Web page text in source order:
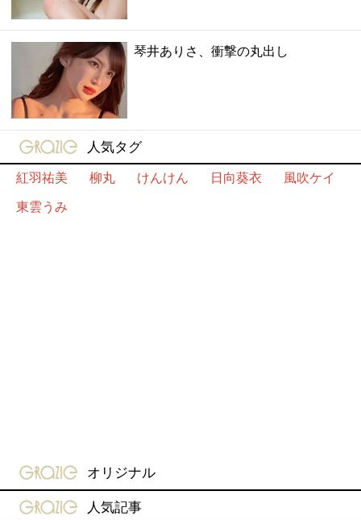
琴井ありさ、衝撃の丸出し
gravure-grazie
人気タグ
紅羽祐美
柳丸 けんけん 日向葵衣
風吹ケイ
東雲うみ
gravure-grazie
オリジナル
gravure-grazie
人気記事